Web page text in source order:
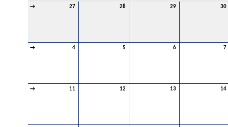
→ 27 28 29 30
→ 4 5 6 7
→ 11 12 13 14